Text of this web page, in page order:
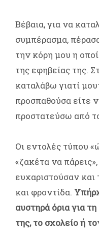
Βέβαια, για να
συμπέρασμα,
την κόρη μου η
της εφηβείας της.
καταλάβω γιατί
προσπαθούσα είτε
προστατεύσω από
Οι εντολές τύπου
«ζακέτα να
ευχαριστούσαν και
και φροντίδα.
αυστηρά όρια για
της, το σχολείο ή